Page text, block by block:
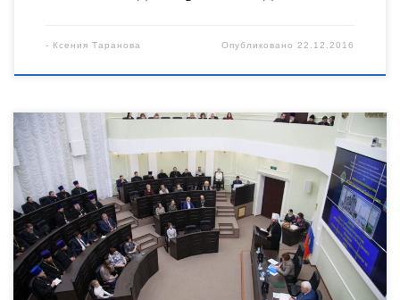
- Ксения Таранова Опубликовано22.12.2016
16 декабря, в рамках XXI Питиримовских чтений на тему:
«1917-2017: Уроки столетия для Тамбовского региона», в
Тамбовской областной Думе состоялись III Региональные
Парламентские встречи. В них приняли участие руководство
Тамбовской областной Думы; депутаты Тамбовской
областной Думы VI созыва; представители исполнительных
органов власти в сфере образования, культуры,
здравоохранения, социальной защиты и семейной политики,